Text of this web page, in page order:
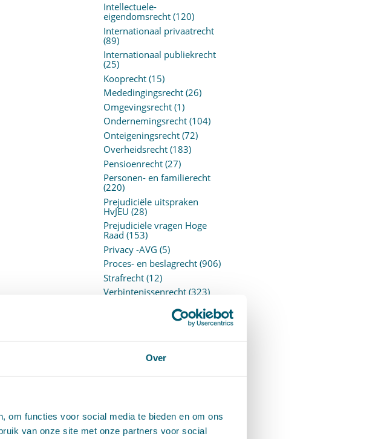
Over
om functies voor social media te bieden en om ons
van onze site met onze partners voor social
Intellectuele-
eigendomsrecht(120)
Internationaal privaatrecht
(89)
Internationaal publiekrecht
(25)
Kooprecht(15)
Mededingingsrecht(26)
Omgevingsrecht(1)
Ondernemingsrecht(104)
Onteigeningsrecht(72)
Overheidsrecht(183)
Pensioenrecht(27)
Personen- en familierecht
(220)
Prejudiciële uitspraken
HvJEU (28)
Prejudiciële vragen Hoge
Raad (153)
Privacy -AVG (5)
Proces- en beslagrecht(906)
Strafrecht(12)
Verbintenissenrecht(323)
Vermogensrecht algemeen
Wetgeving
ARCHIEF